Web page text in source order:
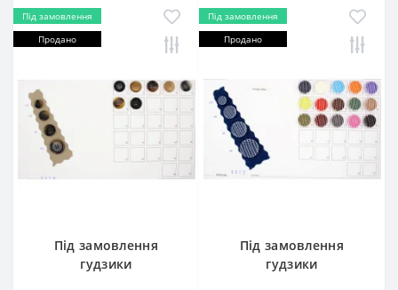
Під замовлення
Продано
Під замовлення
гудзики
Під замовлення
Продано
Під замовлення
гудзики